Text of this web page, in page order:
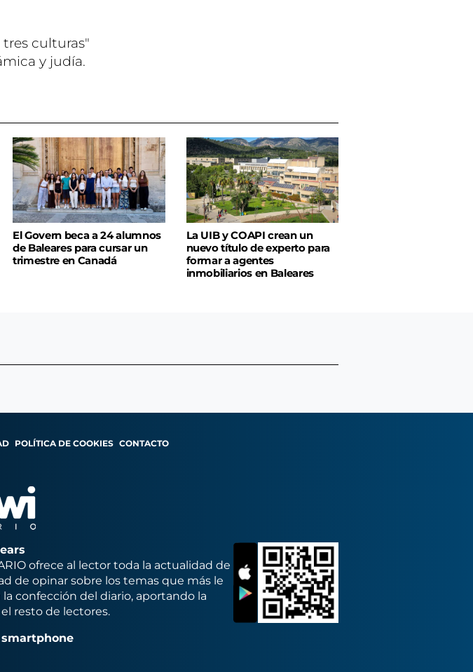
culturas"
y judía.
El Govern beca a 24 alumnos
de Baleares para cursar un
trimestre en Canadá
La UIB y COAPI crean un
nuevo título de experto para
formar a agentes
inmobiliarios en Baleares
POLÍTICA DE COOKIES CONTACTO
ofrece al lector toda la actualidad de
de opinar sobre los temas que más le
confección del diario, aportando la
resto de lectores.